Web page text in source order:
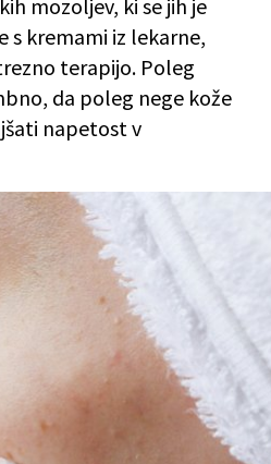
mozoljev, ki se jih je
s kremami iz lekarne,
terapijo. Poleg
da poleg nege kože
napetost v